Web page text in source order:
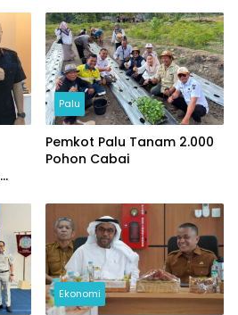
Palu
Pemkot Palu Tanam 2.000
Pohon Cabai
Ekonomi